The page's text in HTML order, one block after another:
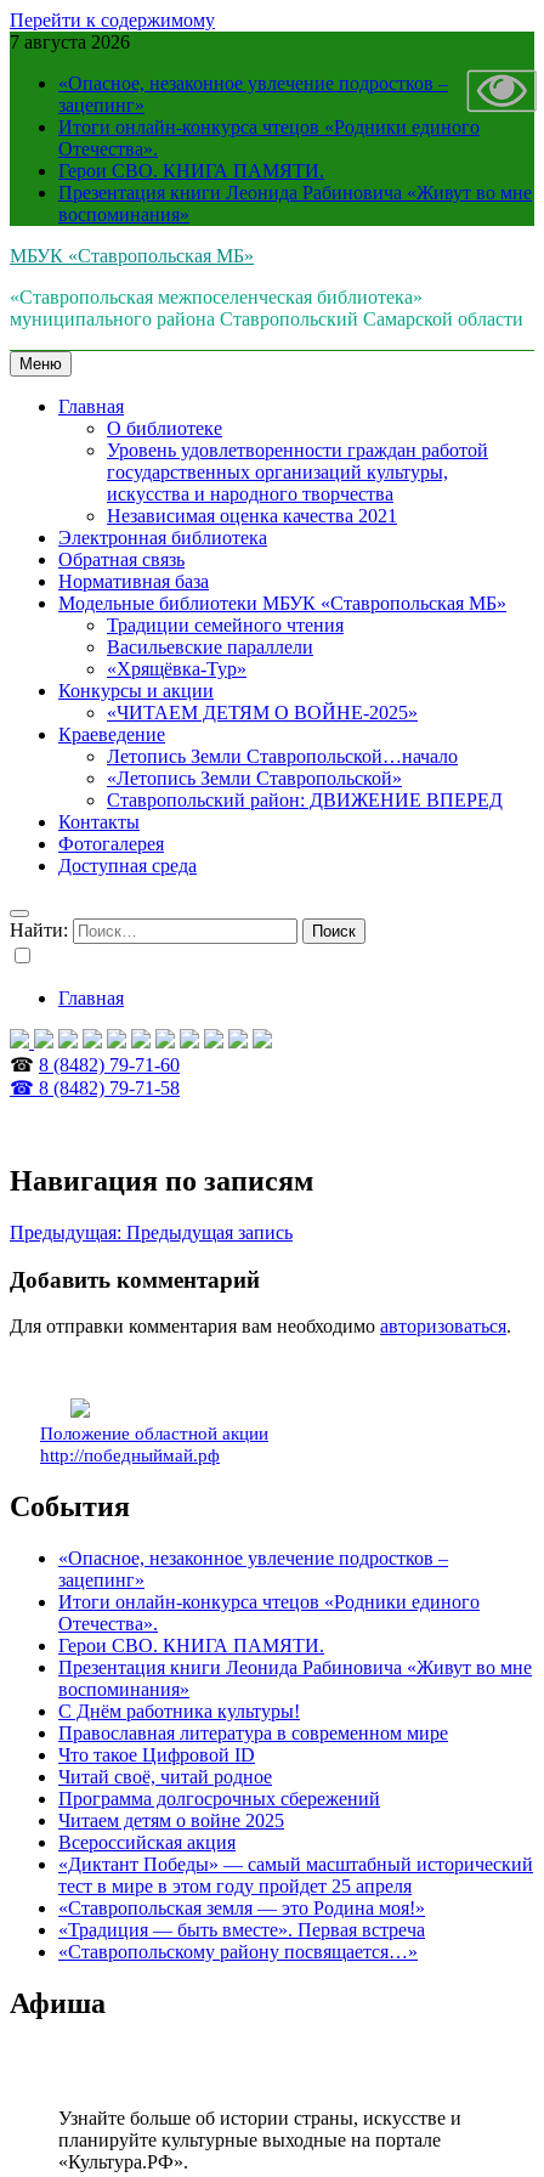
Перейти к содержимому
7 августа 2026
«Опасное, незаконное увлечение подростков –
зацепинг»
Итоги онлайн-конкурса чтецов «Родники единого
Отечества».
Герои СВО. КНИГА ПАМЯТИ.
Презентация книги Леонида Рабиновича «Живут во мне
воспоминания»
МБУК «Ставропольская МБ»
«Ставропольская межпоселенческая библиотека»
муниципального района Ставропольский Самарской области
Меню
Главная
О библиотеке
Уровень удовлетворенности граждан работой
государственных организаций культуры,
искусства и народного творчества
Независимая оценка качества 2021
Электронная библиотека
Обратная связь
Нормативная база
Модельные библиотеки МБУК «Ставропольская МБ»
Традиции семейного чтения
Васильевские параллели
«Хрящёвка-Тур»
Конкурсы и акции
«ЧИТАЕМ ДЕТЯМ О ВОЙНЕ-2025»
Краеведение
Летопись Земли Ставропольской…начало
«Летопись Земли Ставропольской»
Ставропольский район: ДВИЖЕНИЕ ВПЕРЕД
Контакты
Фотогалерея
Доступная среда
Найти:
Главная
☎ 8 (8482) 79-71-60
☎ 8 (8482) 79-71-58
Навигация по записям
Предыдущая: Предыдущая запись
Добавить комментарий
Для отправки комментария вам необходимо авторизоваться.
Положение областной акции
http://победныймай.рф
События
«Опасное, незаконное увлечение подростков –
зацепинг»
Итоги онлайн-конкурса чтецов «Родники единого
Отечества».
Герои СВО. КНИГА ПАМЯТИ.
Презентация книги Леонида Рабиновича «Живут во мне
воспоминания»
С Днём работника культуры!
Православная литература в современном мире
Что такое Цифровой ID
Читай своё, читай родное
Программа долгосрочных сбережений
Читаем детям о войне 2025
Всероссийская акция
«Диктант Победы» — самый масштабный исторический
тест в мире в этом году пройдет 25 апреля
«Ставропольская земля — это Родина моя!»
«Традиция — быть вместе». Первая встреча
«Ставропольскому району посвящается…»
Афиша
Узнайте больше об истории страны, искусстве и
планируйте культурные выходные на портале
«Культура.РФ».